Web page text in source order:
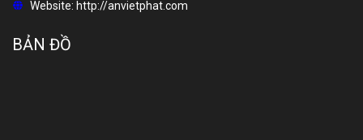
Website: http://anvietphat.com
BẢN ĐỒ